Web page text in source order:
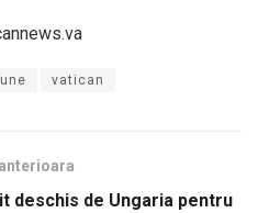
vatican
deschis de Ungaria pentru